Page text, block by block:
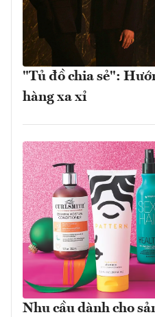
"Tủ đồ chia sẻ":
hàng xa xỉ
Nhu cầu dành cho